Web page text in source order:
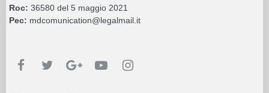
Roc: 36580 del 5 maggio 2021
Pec: mdcomunication@legalmail.it